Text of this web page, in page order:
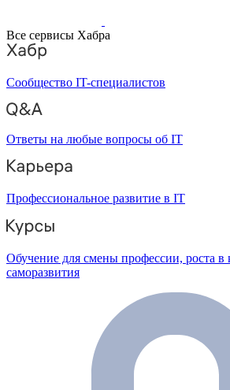
Все сервисы Хабра
Сообщество IT-специалистов
Ответы на любые вопросы об IT
Профессиональное развитие в IT
Обучение для смены профессии, роста в
саморазвития